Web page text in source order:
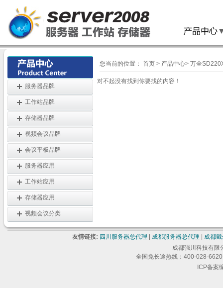
服务器品牌
工作站品牌
存储器品牌
视频会议品牌
会议平板品牌
服务器应用
工作站应用
存储器应用
视频会议分类
您当前的位置： 首页 > 产品中心> 万全
对不起没有找到你要找的内容！
友情链接: 四川服务器总代理 成都服务器总代理
成都
成都强川科技有限
全国免长途热线：400-028-
ICP备案